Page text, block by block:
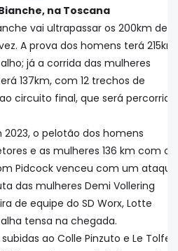
na Toscana
vai ultrapassar os 200km de
A prova dos homens terá 215km,
já a corrida das mulheres
137km, com 12 trechos de
circuito final, que será percorrido
o pelotão dos homens
e as mulheres 136 km com
Pidcock venceu com um ataque
das mulheres Demi Vollering
de equipe do SD Worx, Lotte
tensa na chegada.
ao Colle Pinzuto e Le Tolfe,